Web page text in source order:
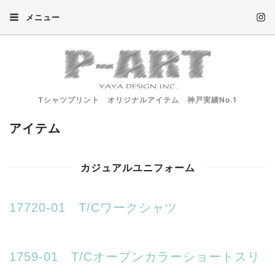
メニュー
Tシャツプリント オリジナルアイテム 神戸実績No.1
アイテム
カジュアルユニフォーム
17720-01 T/Cワークシャツ
1759-01 T/Cオープンカラーショートスリ